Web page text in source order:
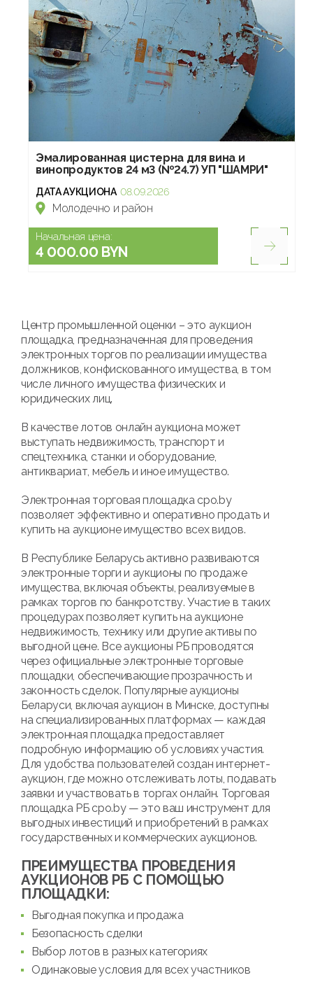
Эмалированная цистерна для вина и
винопродуктов 24 м3 (№24.7) УП "ШАМРИ"
ДАТА АУКЦИОНА 08.09.2026
Молодечно и район
Начальная цена:
4 000.00 BYN
Центр промышленной оценки – это аукцион
площадка, предназначенная для проведения
электронных торгов по реализации имущества
должников, конфискованного имущества, в том
числе личного имущества физических и
юридических лиц.
В качестве лотов онлайн аукциона может
выступать недвижимость, транспорт и
спецтехника, станки и оборудование,
антиквариат, мебель и иное имущество.
Электронная торговая площадка cpo.by
позволяет эффективно и оперативно продать и
купить на аукционе имущество всех видов.
В Республике Беларусь активно развиваются
электронные торги и аукционы по продаже
имущества, включая объекты, реализуемые в
рамках торгов по банкротству. Участие в таких
процедурах позволяет купить на аукционе
недвижимость, технику или другие активы по
выгодной цене. Все аукционы РБ проводятся
через официальные электронные торговые
площадки, обеспечивающие прозрачность и
законность сделок. Популярные аукционы
Беларуси, включая аукцион в Минске, доступны
на специализированных платформах — каждая
электронная площадка предоставляет
подробную информацию об условиях участия.
Для удобства пользователей создан интернет-
аукцион, где можно отслеживать лоты, подавать
заявки и участвовать в торгах онлайн. Торговая
площадка РБ cpo.by — это ваш инструмент для
выгодных инвестиций и приобретений в рамках
государственных и коммерческих аукционов.
ПРЕИМУЩЕСТВА ПРОВЕДЕНИЯ
АУКЦИОНОВ РБ С ПОМОЩЬЮ
ПЛОЩАДКИ:
Выгодная покупка и продажа
Безопасность сделки
Выбор лотов в разных категориях
Одинаковые условия для всех участников